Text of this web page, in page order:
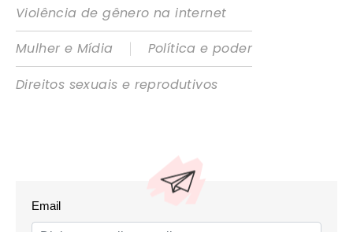
Violência de gênero na internet
Mulher e Mídia
|
Política e poder
Direitos sexuais e reprodutivos